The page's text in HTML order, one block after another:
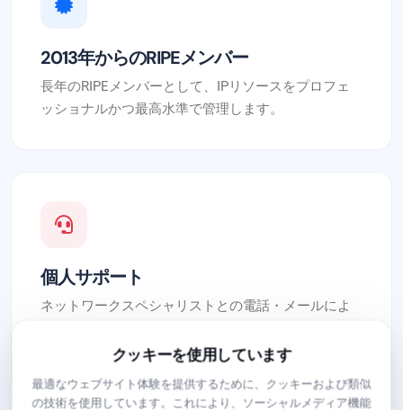
クッキーを使用しています
最適なウェブサイト体験を提供するために、クッキーおよび類似
の技術を使用しています。これにより、ソーシャルメディア機能
2013年からのRIPEメンバー
長年のRIPEメンバーとして、IPリソースをプロフェ
ッショナルかつ最高水準で管理します。
個人サポート
ネットワークスペシャリストとの電話・メールによ